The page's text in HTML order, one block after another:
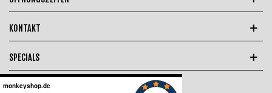
KONTAKT
SPECIALS